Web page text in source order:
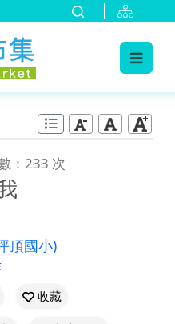
：233 次
頂國小)
收藏